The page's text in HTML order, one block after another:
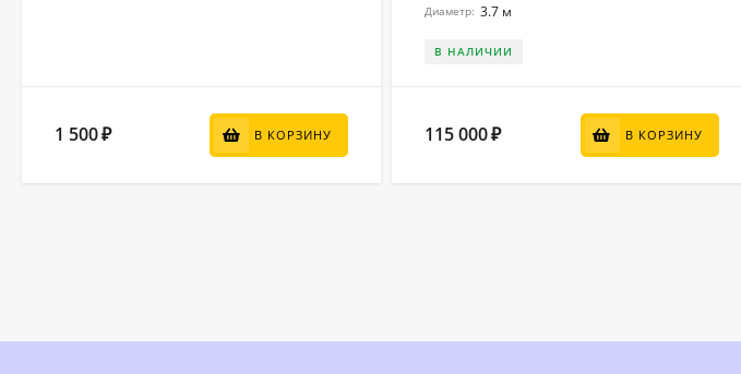
1 500₽ В КОРЗИНУ
Диаметр: 3.7 м
В НАЛИЧИИ
115 000₽ В КОРЗИНУ